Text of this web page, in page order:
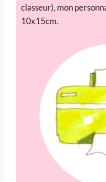
classeur), mon
10x15cm.